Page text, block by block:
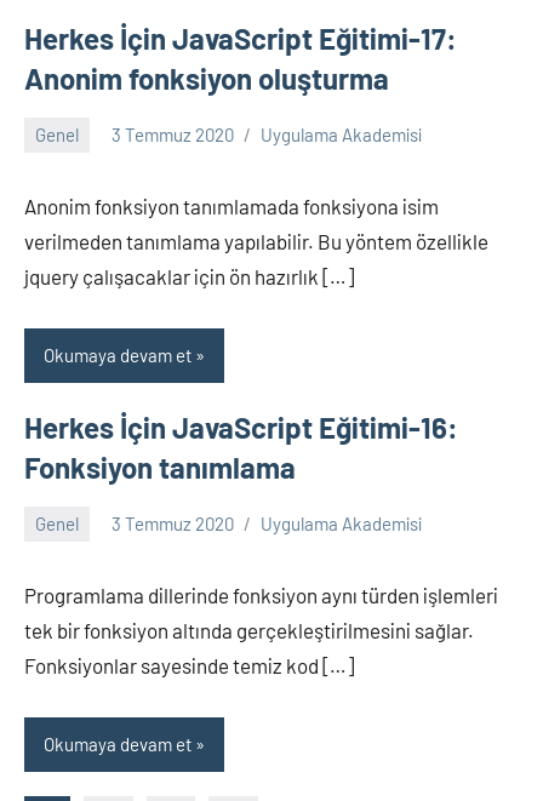
Herkes İçin JavaScript Eğitimi-17:
Anonim fonksiyon oluşturma
Genel 3 Temmuz 2020 Uygulama Akademisi
Anonim fonksiyon tanımlamada fonksiyona isim
verilmeden tanımlama yapılabilir. Bu yöntem özellikle
jquery çalışacaklar için ön hazırlık […]
Okumaya devam et
Herkes İçin JavaScript Eğitimi-16:
Fonksiyon tanımlama
Genel 3 Temmuz 2020 Uygulama Akademisi
Programlama dillerinde fonksiyon aynı türden işlemleri
tek bir fonksiyon altında gerçekleştirilmesini sağlar.
Fonksiyonlar sayesinde temiz kod […]
Okumaya devam et